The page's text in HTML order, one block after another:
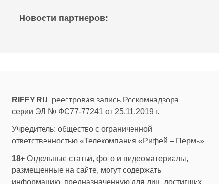
Новости партнеров:
RIFEY.RU, реестровая запись Роскомнадзора
серии ЭЛ № ФС77-77241 от 25.11.2019 г.
Учредитель: общество с ограниченной
ответственностью «Телекомпания «Рифей – Пермь»
18+ Отдельные статьи, фото и видеоматериалы,
размещенные на сайте, могут содержать
информацию, предназначенную для лиц, достигших